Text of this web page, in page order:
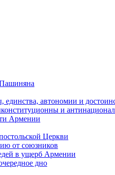
автономии и
и
Армении
Церкви
от союзников
в ущерб Армении
дно